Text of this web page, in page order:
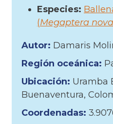
Especies:
(Megaptera
Autor: Damaris
Región oceánica:
Ubicación: Uramba
Buenaventura,
Coordenadas: